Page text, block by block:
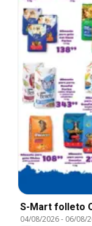
S-Mart folleto
04/08/2026- 06/08/